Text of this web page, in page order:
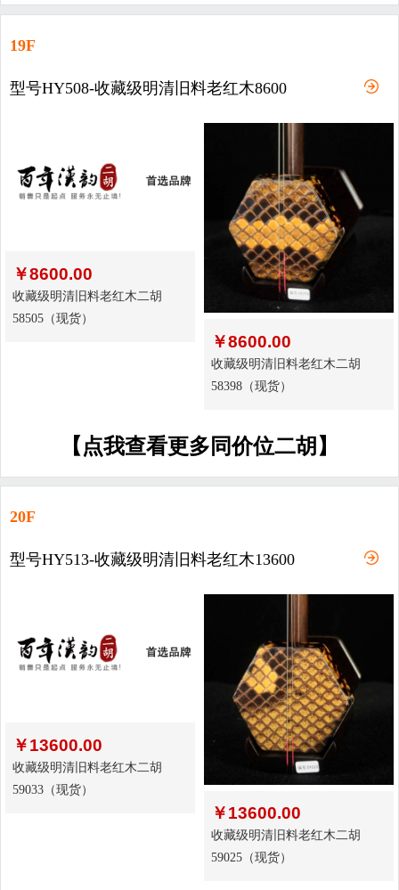
19F
型号HY508-收藏级明清旧料老红木8600
￥8600.00
收藏级明清旧料老红木二胡
58505（现货）
￥8600.00
收藏级明清旧料老红木二胡
58398（现货）
【点我查看更多同价位二胡】
20F
型号HY513-收藏级明清旧料老红木13600
￥13600.00
收藏级明清旧料老红木二胡
59033（现货）
￥13600.00
收藏级明清旧料老红木二胡
59025（现货）